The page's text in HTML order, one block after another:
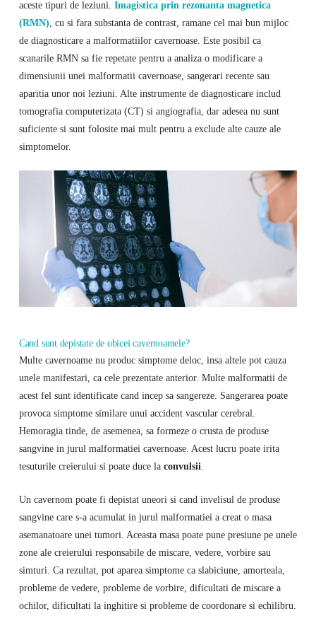
aceste tipuri de leziuni. Imagistica prin rezonanta magnetica
(RMN) , cu si fara substanta de contrast, ramane cel mai bun mijloc
de diagnosticare a malformatiilor cavernoase. Este posibil ca
scanarile RMN sa fie repetate pentru a analiza o modificare a
dimensiunii unei malformatii cavernoase, sangerari recente sau
aparitia unor noi leziuni. Alte instrumente de diagnosticare includ
tomografia computerizata (CT) si angiografia, dar adesea nu sunt
suficiente si sunt folosite mai mult pentru a exclude alte cauze ale
simptomelor.
Cand sunt depistate de obicei cavernoamele?
Multe cavernoame nu produc simptome deloc, insa altele pot cauza
unele manifestari, ca cele prezentate anterior. Multe malformatii de
acest fel sunt identificate cand incep sa sangereze. Sangerarea poate
provoca simptome similare unui accident vascular cerebral.
Hemoragia tinde, de asemenea, sa formeze o crusta de produse
sangvine in jurul malformatiei cavernoase. Acest lucru poate irita
tesuturile creierului si poate duce la convulsii.
Un cavernom poate fi depistat uneori si cand invelisul de produse
sangvine care s-a acumulat in jurul malformatiei a creat o masa
asemanatoare unei tumori. Aceasta masa poate pune presiune pe unele
zone ale creierului responsabile de miscare, vedere, vorbire sau
simturi. Ca rezultat, pot aparea simptome ca slabiciune, amorteala,
probleme de vedere, probleme de vorbire, dificultati de miscare a
ochilor, dificultati la inghitire si probleme de coordonare si echilibru.